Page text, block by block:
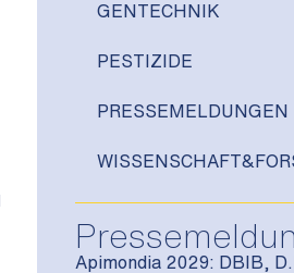
GENTECHNIK
PESTIZIDE
PRESSEMELDUNGEN
Apimondia 2029: DBIB,